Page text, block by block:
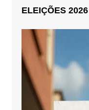
ELEIÇÕES 2026